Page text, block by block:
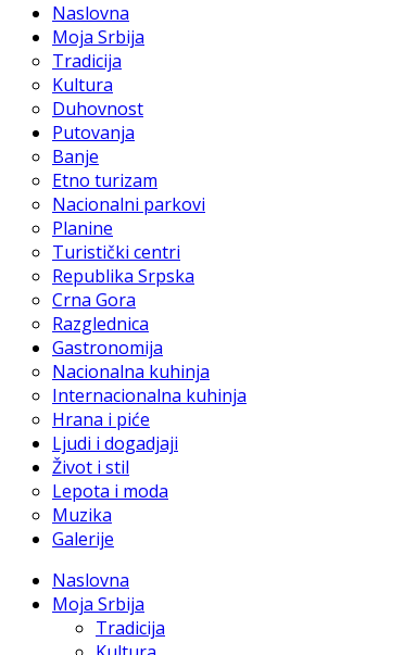
Naslovna
Moja Srbija
Tradicija
Kultura
Duhovnost
Putovanja
Banje
Etno turizam
Nacionalni parkovi
Planine
Turistički centri
Republika Srpska
Crna Gora
Razglednica
Gastronomija
Nacionalna kuhinja
Internacionalna kuhinja
Hrana i piće
Ljudi i dogadjaji
Život i stil
Lepota i moda
Muzika
Galerije
Naslovna
Moja Srbija
Tradicija